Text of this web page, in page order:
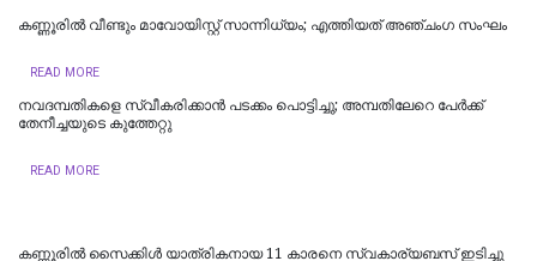
കണ്ണൂരിൽ വീണ്ടും മാവോയിസ്റ്റ് സാന്നിധ്യം; എത്തിയത് അഞ്ചംഗ സംഘം
READ MORE
നവദമ്പതികളെ സ്വീകരിക്കാന്‍ പടക്കം പൊട്ടിച്ചു; അമ്പതിലേറെ പേര്‍ക്ക്
തേനീച്ചയുടെ കുത്തേറ്റു
READ MORE
കണ്ണൂരിൽ സൈക്കിൾ യാത്രികനായ 11 കാരനെ സ്വകാര്യബസ് ഇടിച്ചു